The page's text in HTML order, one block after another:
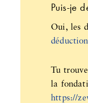
Puis-je
Oui, les
Tu
la
https://